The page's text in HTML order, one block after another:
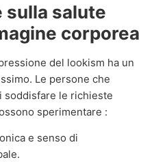
sulla salute
corporea
del lookism ha un
Le persone che
soddisfare le richieste
sperimentare :
e senso di